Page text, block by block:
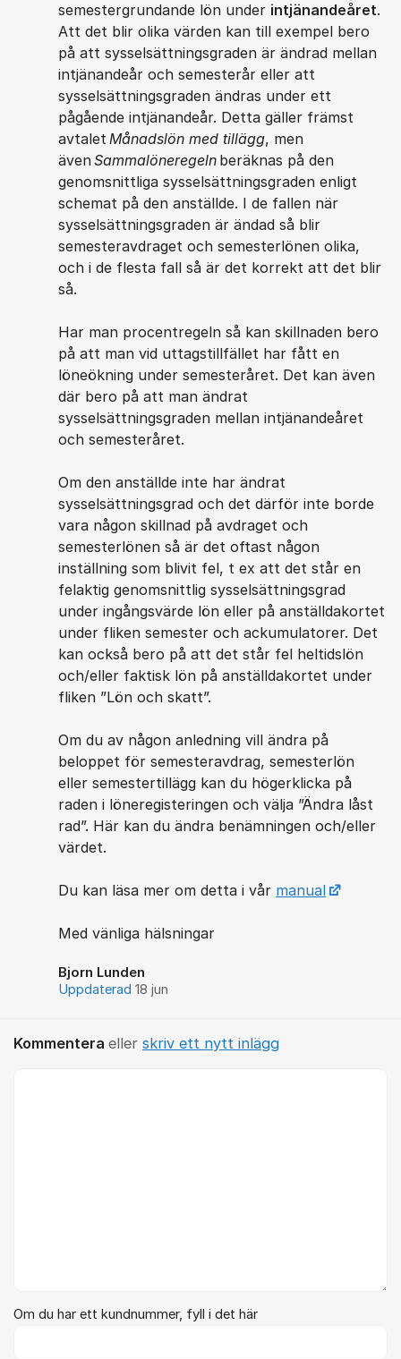
semestergrundande lön under intjänandeåret.
Att det blir olika värden kan till exempel bero
på att sysselsättningsgraden är ändrad mellan
intjänandeår och semesterår eller att
sysselsättningsgraden ändras under ett
pågående intjänandeår. Detta gäller främst
avtaletMånadslön med tillägg, men
ävenSammalöneregeln beräknas på den
genomsnittliga sysselsättningsgraden enligt
schemat på den anställde. I de fallen när
sysselsättningsgraden är ändad så blir
semesteravdraget och semesterlönen olika,
och i de flesta fall så är det korrekt att det blir
så.
Har man procentregeln så kan skillnaden bero
på att man vid uttagstillfället har fått en
löneökning under semesteråret. Det kan även
där bero på att man ändrat
sysselsättningsgraden mellan intjänandeåret
och semesteråret.
Om den anställde inte har ändrat
sysselsättningsgrad och det därför inte borde
vara någon skillnad på avdraget och
semesterlönen så är det oftast någon
inställning som blivit fel, t ex att det står en
felaktig genomsnittlig sysselsättningsgrad
under ingångsvärde lön eller på anställdakortet
under fliken semester och ackumulatorer. Det
kan också bero på att det står fel heltidslön
och/eller faktisk lön på anställdakortet under
fliken ”Lön och skatt”.
Om du av någon anledning vill ändra på
beloppet för semesteravdrag, semesterlön
eller semestertillägg kan du högerklicka på
raden i löneregisteringen och välja ”Ändra låst
rad”. Här kan du ändra benämningen och/eller
värdet.
Du kan läsa mer om detta i vår manual
Med vänliga hälsningar
Bjorn Lunden
Uppdaterad 18 jun
Kommentera eller skriv ett nytt inlägg
Om du har ett kundnummer, fyll i det här